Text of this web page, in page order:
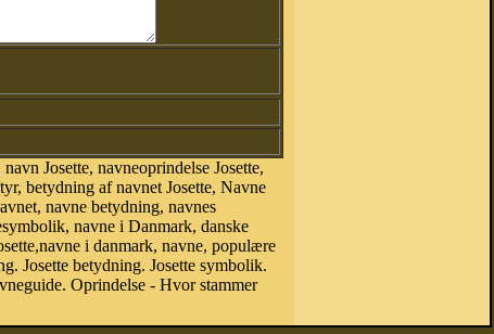
Josette, navneoprindelse Josette,
betydning af navnet Josette, Navne
navne betydning, navnes
navne i Danmark, danske
i danmark, navne, populære
Josette betydning. Josette symbolik.
Oprindelse - Hvor stammer